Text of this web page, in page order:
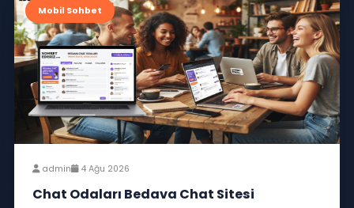
Sohbet Siteleri Sınırsız Sohbet Yap